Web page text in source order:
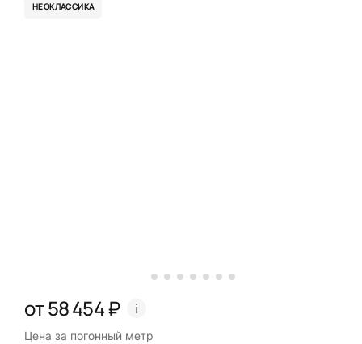
НЕОКЛАССИКА
от 58 454 ₽
Цена за погонный метр